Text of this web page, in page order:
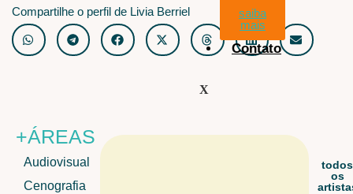
saiba
mais
Contato
X
Compartilhe o perfil de Livia Berriel
+ÁREAS
Audiovisual
Cenografia
todos
os